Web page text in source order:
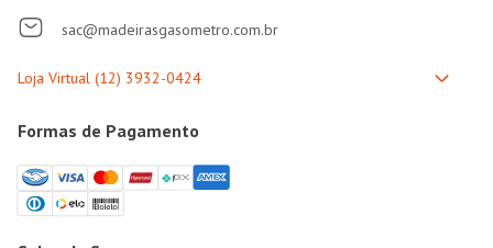
sac@madeirasgasometro.com.br
Formas de Pagamento